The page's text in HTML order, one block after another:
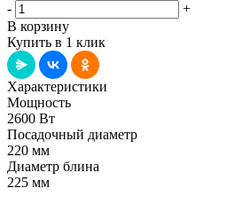
-
+
В корзину
Купить в 1 клик
Характеристики
Мощность
2600 Вт
Посадочный диаметр
220 мм
Диаметр блина
225 мм